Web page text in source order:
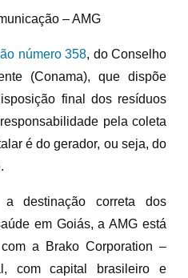
– AMG
número 358, do Conselho
(Conama), que dispõe
final dos resíduos
pela coleta
é do gerador, ou seja, do
destinação correta dos
em Goiás, a AMG está
a Brako Corporation –
com capital brasileiro e